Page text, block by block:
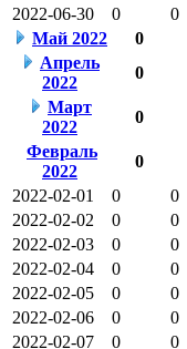
2022-06-30
0 0
Май 2022
0
Апрель
2022
0
Март
2022
0
Февраль
2022
0
2022-02-01
0 0
2022-02-02
0 0
2022-02-03
0 0
2022-02-04
0 0
2022-02-05
0 0
2022-02-06
0 0
2022-02-07
0 0